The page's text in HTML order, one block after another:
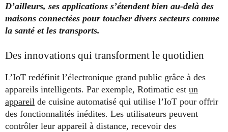
D’ailleurs, ses applications s’étendent bien au-delà des
maisons connectées pour toucher divers secteurs comme
la santé et les transports.
Des innovations qui transforment le quotidien
L’IoT redéfinit l’électronique grand public grâce à des
appareils intelligents. Par exemple, Rotimatic est un
appareil de cuisine automatisé qui utilise l’IoT pour offrir
des fonctionnalités inédites. Les utilisateurs peuvent
contrôler leur appareil à distance, recevoir des